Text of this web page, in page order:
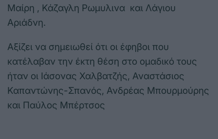
Μαίρη , Κάζαγλη Ρωμυλινα και Λάγιου
Αριάδνη.
Αξίζει να σημειωθεί ότι οι έφηβοι που
κατέλαβαν την έκτη θέση στο ομαδικό τους
ήταν οι Ιάσονας Χαλβατζής, Αναστάσιος
Καπαντώνης-Σπανός, Ανδρέας Μπουρμούρης
και Παύλος Μπέρτσος